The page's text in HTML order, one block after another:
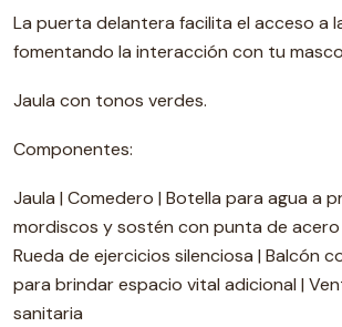
La puerta delantera facilita el acceso a
fomentando la interacción con tu
Jaula con tonos verdes.
Componentes:
Jaula | Comedero | Botella para agua a
mordiscos y sostén con punta de acero
Rueda de ejercicios silenciosa | Balcón
para brindar espacio vital adicional |
sanitaria